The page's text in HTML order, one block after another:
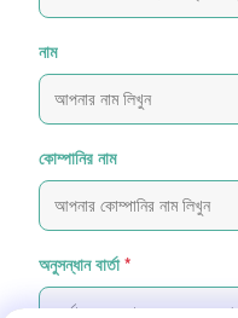
নাম
কোম্পানির নাম
অনুসন্ধান বার্তা *